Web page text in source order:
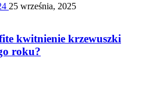
25 września, 2025
kwitnienie krzewuszki
roku?